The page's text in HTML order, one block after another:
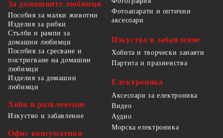
За домашните любимци
Пособия за малки животни
Изделия за рибки
Стълби и рампи за
домашни любимци
Пособия за сресване и
постригване на домашни
любимци
Изделия за домашни
любимци
Хоби и развлечение
Изкуство и забавление
Офис консумативи
Фотоапарати и оптични
аксесоари
Изкуство и забавление
Хобита и творчески занаяти
Партита и празненства
Електроника
Аксесоари за електроника
Видео
Аудио
Морска електроника